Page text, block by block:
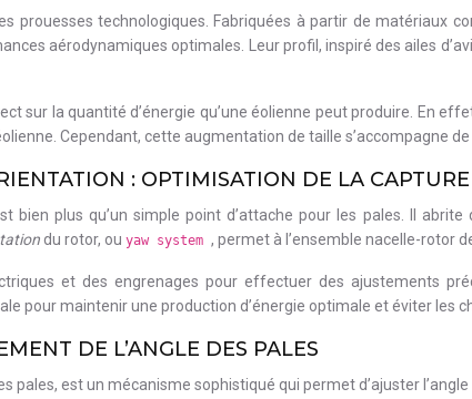
prouesses technologiques. Fabriquées à partir de
aérodynamiques optimales. Leur profil, inspiré des ailes
sur la quantité d’énergie qu’une éolienne peut produire. En
Cependant, cette augmentation de taille s’accompagne
: OPTIMISATION DE LA
bien plus qu’un simple point d’attache pour les pales. Il
du rotor, ou yaw system , permet à l’ensemble nacelle-rotor
et des engrenages pour effectuer des ajustements
pour maintenir une production d’énergie optimale et éviter
DE L’ANGLE DES PALES
pales, est un mécanisme sophistiqué qui permet d’ajuster